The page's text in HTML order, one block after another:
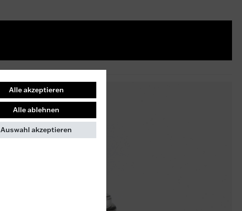
Alle akzeptieren
Alle ablehnen
Auswahl akzeptieren